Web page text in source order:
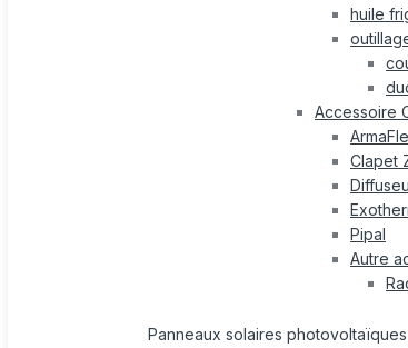
huile
Accessoire
Clapet
Pipal
Autre
Panneaux solaires photovoltaïques